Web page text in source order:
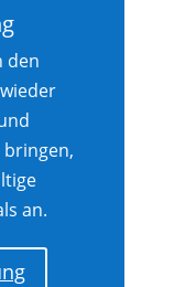
den
bringen,
an.